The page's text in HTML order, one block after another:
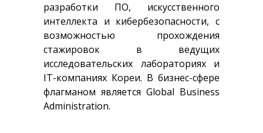
разработки ПО, искусственного
интеллекта и кибербезопасности, с
возможностью прохождения
стажировок в ведущих
исследовательских лабораториях и
IT-компаниях Кореи. В бизнес-сфере
флагманом является Global Business
Administration.